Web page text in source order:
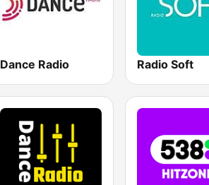
Dance Radio Radio Soft